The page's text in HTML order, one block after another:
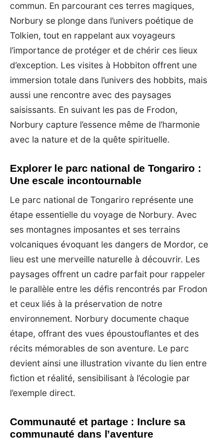
commun. En parcourant ces terres magiques,
Norbury se plonge dans l’univers poétique de
Tolkien, tout en rappelant aux voyageurs
l’importance de protéger et de chérir ces lieux
d’exception. Les visites à Hobbiton offrent une
immersion totale dans l’univers des hobbits, mais
aussi une rencontre avec des paysages
saisissants. En suivant les pas de Frodon,
Norbury capture l’essence même de l’harmonie
avec la nature et de la quête spirituelle.
Explorer le parc national de Tongariro :
Une escale incontournable
Le parc national de Tongariro représente une
étape essentielle du voyage de Norbury. Avec
ses montagnes imposantes et ses terrains
volcaniques évoquant les dangers de Mordor, ce
lieu est une merveille naturelle à découvrir. Les
paysages offrent un cadre parfait pour rappeler
le parallèle entre les défis rencontrés par Frodon
et ceux liés à la préservation de notre
environnement. Norbury documente chaque
étape, offrant des vues époustouflantes et des
récits mémorables de son aventure. Le parc
devient ainsi une illustration vivante du lien entre
fiction et réalité, sensibilisant à l’écologie par
l’exemple direct.
Communauté et partage : Inclure sa
communauté dans l’aventure